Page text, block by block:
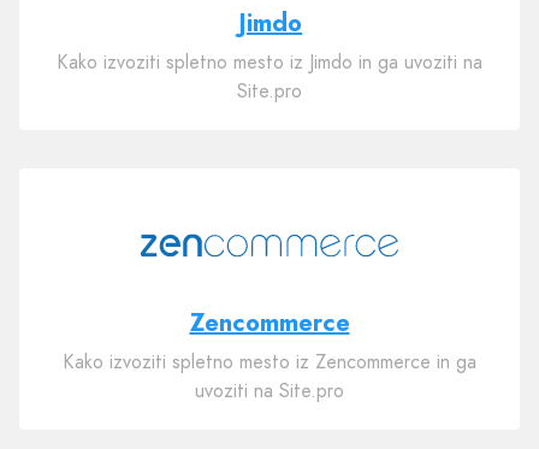
Jimdo
Kako izvoziti spletno mesto iz Jimdo in ga uvoziti na
Site.pro
Zencommerce
Kako izvoziti spletno mesto iz Zencommerce in ga
uvoziti na Site.pro